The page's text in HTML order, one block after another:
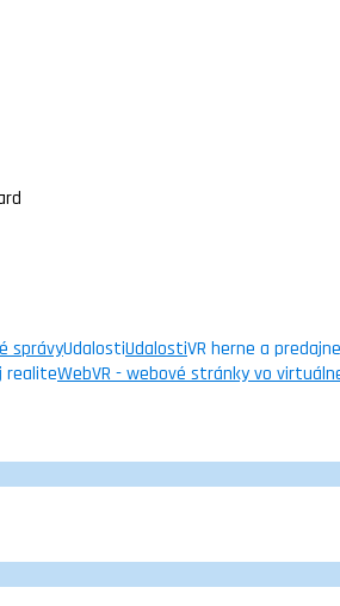
správyUdalostiUdalostiVR herne a predajne
realiteWebVR - webové stránky vo